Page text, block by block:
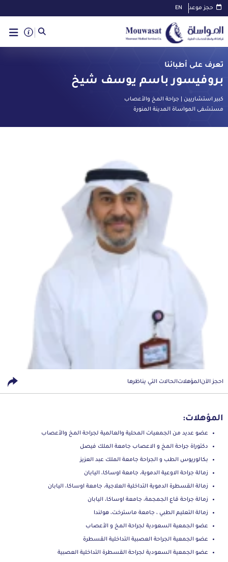
حجز موعد EN
تعرف على أطبائنا
بروفيسور باسم يوسف شيخ
كبير استشاريين | جراحة المخ والأعصاب
مستشفى المواساة المدينة المنورة
احجز الآنالمؤهلاتالحالات التي يناظرها
المؤهلات:
عضو عديد من الجمعيات المحلية والعالمية لجراحة المخ والأعصاب
دكتوراة جراحة المخ و الاعصاب جامعة الملك فيصل
بكالوريوس الطب و الجراحة جامعة الملك عبد العزيز
زمالة جراحة الاوعية الدموية، جامعة اوساكا، اليابان
زمالة القسطرة الدموية التداخلية العلاجية، جامعة اوساكا، اليابان
زمالة جراحة قاع الجمجمة، جامعة اوساكا، اليابان
زمالة التعليم الطبي ، جامعة ماسترخت، هولندا
عضو الجمعية السعودية لجراحة المخ و الأعصاب
عضو الجمعية الجراحة العصبية التداخلية القسطرة
عضو الجمعية السعودية لجراحة القسطرة التداخلية العصبية